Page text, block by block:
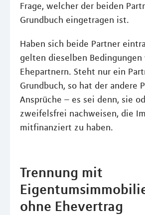
Frage, welcher der beiden
Grundbuch eingetragen ist.
Haben sich beide Partner
gelten dieselben
Ehepartnern. Steht nur ein
Grundbuch, so hat der andere
Ansprüche – es sei denn, sie
zweifelsfrei nachweisen, die
mitfinanziert zu haben.
Trennung mit
ohne Ehevertrag